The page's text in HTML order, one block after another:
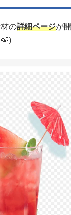
の詳細ページが